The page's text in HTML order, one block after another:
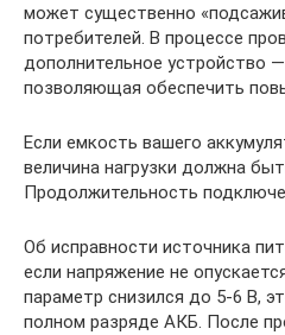
может существенно
потребителей. В процессе
дополнительное устройство —
позволяющая обеспечить
Если емкость вашего
величина нагрузки должна
Продолжительность
Об исправности источника
если напряжение не
параметр снизился до 5-6 В,
полном разряде АКБ. После